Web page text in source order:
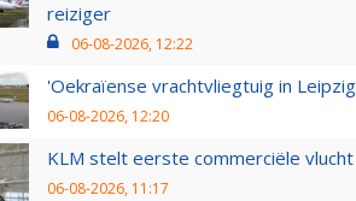
reiziger
06-08-2026, 12:22
'Oekraïense vrachtvliegtuig in
06-08-2026, 12:20
KLM stelt eerste commerciële
06-08-2026, 11:17